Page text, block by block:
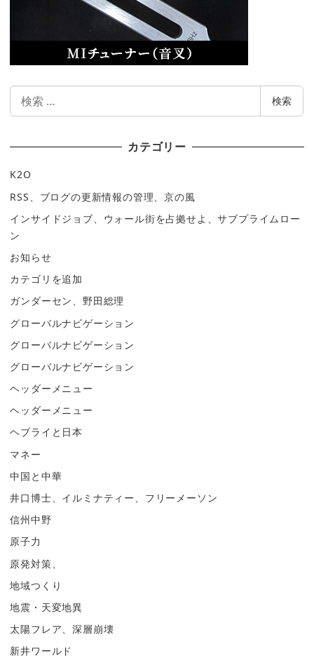
検
検索
カテゴリー
K2O
RSS、ブログの更新情報の管理、京の風
インサイドジョブ、ウォール街を占拠せよ、サブプライムロー
ン
お知らせ
カテゴリを追加
ガンダーセン、野田総理
グローバルナビゲーション
グローバルナビゲーション
グローバルナビゲーション
ヘッダーメニュー
ヘッダーメニュー
ヘブライと日本
マネー
中国と中華
井口博士、イルミナティー、フリーメーソン
信州中野
原子力
原発対策、
地域つくり
地震・天変地異
太陽フレア、深層崩壊
新井ワールド